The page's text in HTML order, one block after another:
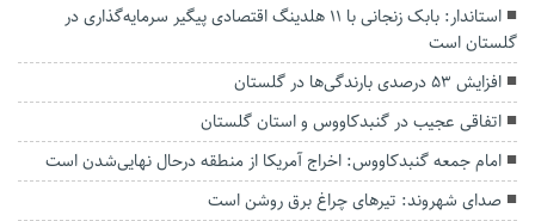
استاندار: بابک زنجانی با ۱۱ هلدینگ اقتصادی پیگیر سرمایه‌گذاری در
گلستان است
افزایش ۵۳ درصدی بارندگی‌ها در گلستان
اتفاقی عجیب در‌ گنبدکاووس و استان گلستان
امام جمعه گنبدکاووس: اخراج آمریکا از منطقه درحال نهایی‌شدن است
صدای شهروند: تیرهای چراغ برق روشن است